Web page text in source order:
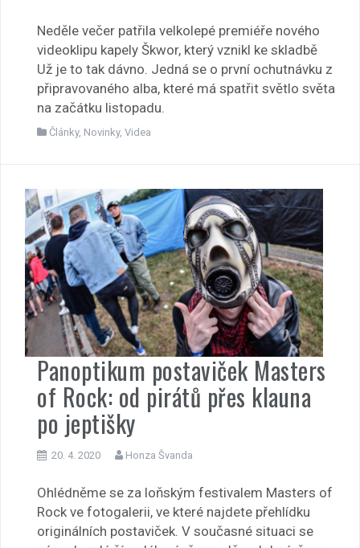
Neděle večer patřila velkolepé premiéře nového
videoklipu kapely Škwor, který vznikl ke skladbě
Už je to tak dávno. Jedná se o první ochutnávku z
připravovaného alba, které má spatřit světlo světa
na začátku listopadu.
Články, Novinky, Videa
Panoptikum postaviček Masters
of Rock: od pirátů přes klauna
po jeptišky
20. 4. 2020 Honza Švanda
Ohlédněme se za loňským festivalem Masters of
Rock ve fotogalerii, ve které najdete přehlídku
originálních postaviček. V současné situaci se